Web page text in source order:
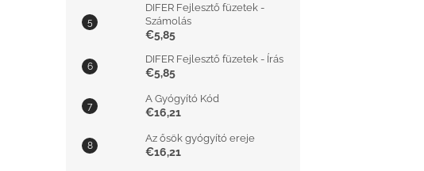
DIFER Fejlesztő füzetek -
Számolás
€5,85
DIFER Fejlesztő füzetek - Írás
€5,85
A Gyógyító Kód
€16,21
Az ősök gyógyító ereje
€16,21